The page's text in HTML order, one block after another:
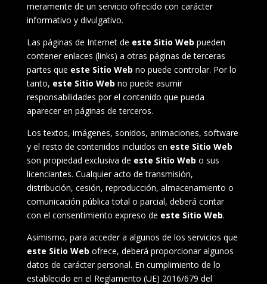
meramente de un servicio ofrecido con carácter
informativo y divulgativo.
Las páginas de Internet de este Sitio Web pueden
contener enlaces (links) a otras páginas de terceras
partes que este Sitio Web no puede controlar. Por lo
tanto, este Sitio Web no puede asumir
responsabilidades por el contenido que pueda
aparecer en páginas de terceros.
Los textos, imágenes, sonidos, animaciones, software
y el resto de contenidos incluidos en este Sitio Web
son propiedad exclusiva de este Sitio Web o sus
licenciantes. Cualquier acto de transmisión,
distribución, cesión, reproducción, almacenamiento o
comunicación pública total o parcial, deberá contar
con el consentimiento expreso de este Sitio Web.
Asimismo, para acceder a algunos de los servicios que
este Sitio Web ofrece, deberá proporcionar algunos
datos de carácter personal. En cumplimiento de lo
establecido en el Reglamento (UE) 2016/679 del